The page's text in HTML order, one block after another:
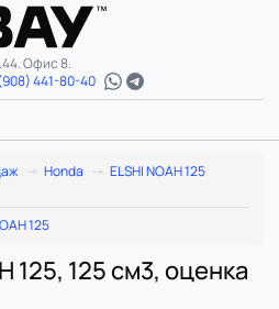
Офис 8.
441-80-40
Honda
ELSHI NOAH 125
125
125, 125 см3, оценка